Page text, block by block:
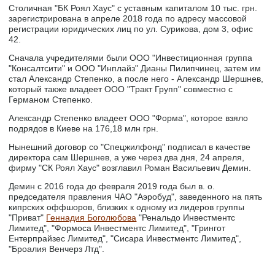
Столичная "БК Роял Хаус" с уставным капиталом 10 тыс. грн.
зарегистрирована в апреле 2018 года по адресу массовой
регистрации юридических лиц по ул. Сурикова, дом 3, офис
42.
Сначала учредителями были ООО "Инвестиционная группа
"Консалтсити" и ООО "Инплайз" Дианы Пилипчинец, затем им
стал Александр Степенко, а после него - Александр Шершнев,
который также владеет ООО "Тракт Групп" совместно с
Германом Степенко.
Александр Степенко владеет ООО "Форма", которое взяло
подрядов в Киеве на 176,18 млн грн.
Нынешний договор со "Спецжилфонд" подписал в качестве
директора сам Шершнев, а уже через два дня, 24 апреля,
фирму "СК Роял Хаус" возглавил Роман Васильевич Демин.
Демин с 2016 года до февраля 2019 года был в. о.
председателя правления ЧАО "Аэробуд", заведенного на пять
кипрских оффшоров, близких к одному из лидеров группы
"Приват" Геннадия Боголюбова "Ренальдо Инвестментс
Лимитед", "Формоса Инвестментс Лимитед", "Грингот
Ентерпрайзес Лимитед", "Сисара Инвестментс Лимитед",
"Броалия Венчерз Лтд".